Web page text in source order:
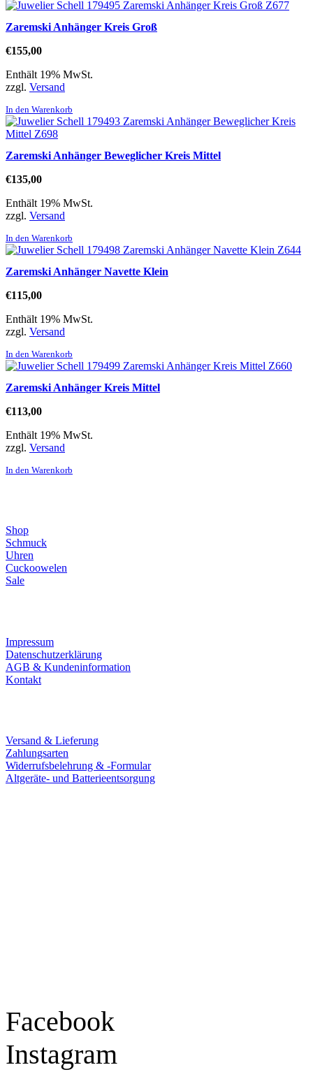
Zaremski Anhänger Kreis Groß
€155,00
Enthält 19% MwSt.
zzgl. Versand
In den Warenkorb
Zaremski Anhänger Beweglicher Kreis Mittel
€135,00
Enthält 19% MwSt.
zzgl. Versand
In den Warenkorb
Zaremski Anhänger Navette Klein
€115,00
Enthält 19% MwSt.
zzgl. Versand
In den Warenkorb
Zaremski Anhänger Kreis Mittel
€113,00
Enthält 19% MwSt.
zzgl. Versand
In den Warenkorb
Shop
Schmuck
Uhren
Cuckoowelen
Sale
Impressum
Datenschutzerklärung
AGB & Kundeninformation
Kontakt
Versand & Lieferung
Zahlungsarten
Widerrufsbelehrung & -Formular
Altgeräte- und Batterieentsorgung
Facebook
Instagram